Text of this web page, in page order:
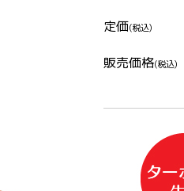
定価(税込)
販売価格(税込)